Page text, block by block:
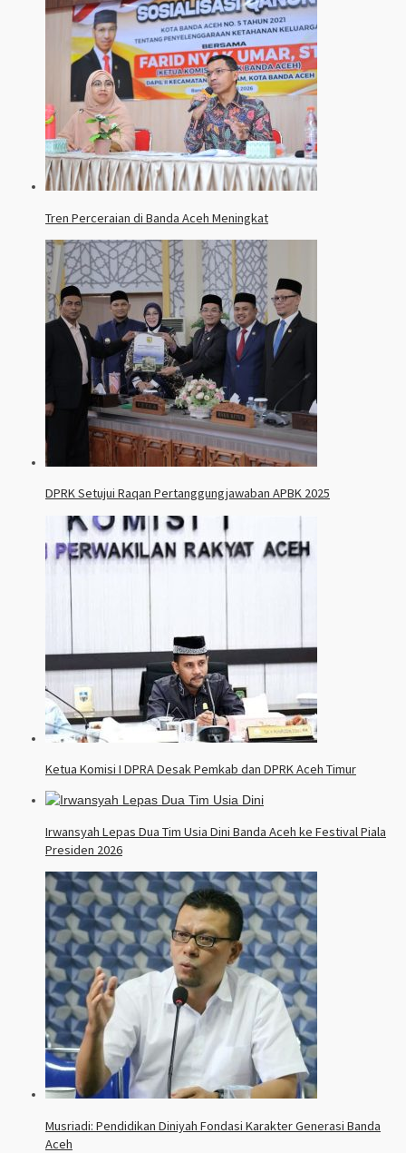
Tren Perceraian di Banda Aceh Meningkat
DPRK Setujui Raqan Pertanggungjawaban APBK 2025
Ketua Komisi I DPRA Desak Pemkab dan DPRK Aceh Timur
Irwansyah Lepas Dua Tim Usia Dini Banda Aceh ke Festival Piala
Presiden 2026
Musriadi: Pendidikan Diniyah Fondasi Karakter Generasi Banda
Aceh